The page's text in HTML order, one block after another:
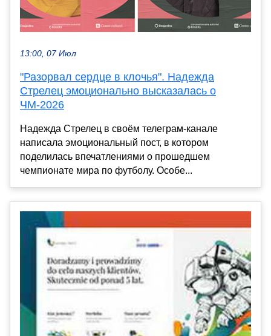
13:00, 07 Июл
"Разорвал сердце в клочья". Надежда
Стрелец эмоционально высказалась о
ЧМ-2026
Надежда Стрелец в своём телеграм-канале
написала эмоциональный пост, в котором
поделилась впечатлениями о прошедшем
чемпионате мира по футболу. Особе...